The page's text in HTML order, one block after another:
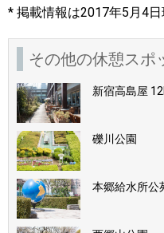
* 掲載情報は2017年5月4
その他の休憩スポ
新宿高島屋
礫川公園
本郷給水所公